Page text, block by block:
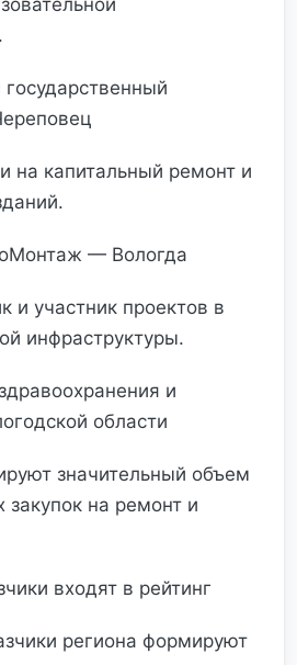
на капитальный ремонт и
— Вологда
и участник проектов в
инфраструктуры.
и
области
значительный объем
закупок на ремонт и
входят в рейтинг
региона формируют